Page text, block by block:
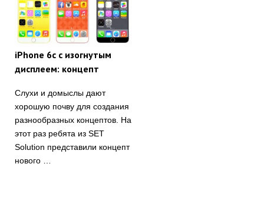
iPhone 6c с изогнутым
дисплеем: концепт
Слухи и домыслы дают
хорошую почву для создания
разнообразных концептов. На
этот раз ребята из SET
Solution представили концепт
нового …